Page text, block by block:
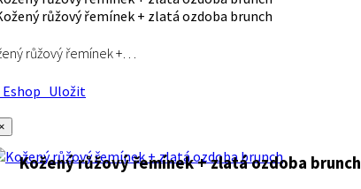
růžový řemínek +…
Uložit
Kožený růžový řemínek + zlatá ozdoba brunch